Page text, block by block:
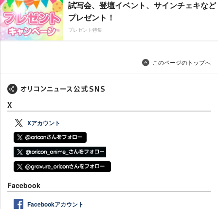
試写会、登壇イベント、サインチェキなど
プレゼント！
プレゼント特集
このページのトップへ
X
Xアカウント
Facebook
Facebookアカウント